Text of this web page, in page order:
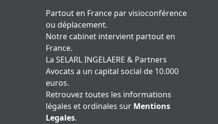
Partout en France par visioconférence
ou déplacement.
Notre cabinet intervient partout en
France.
La SELARL INGELAERE & Partners
Avocats a un capital social de 10.000
euros.
Retrouvez toutes les informations
légales et ordinales sur Mentions
Legales.